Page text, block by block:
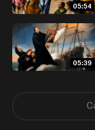
05:54
05:39